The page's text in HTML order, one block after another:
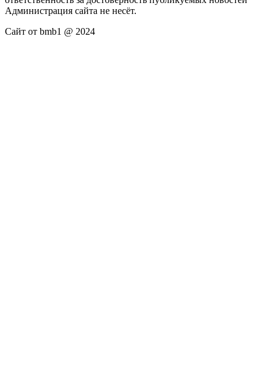
Администрация сайта не несёт.
Сайт от bmb1 @ 2024